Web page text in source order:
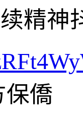
精神
保僑